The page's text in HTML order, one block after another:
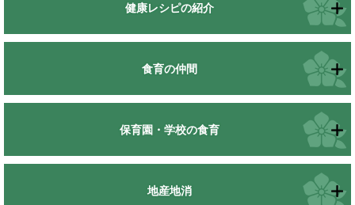
健康レシピの紹介
食育の仲間
保育園・学校の食育
地産地消